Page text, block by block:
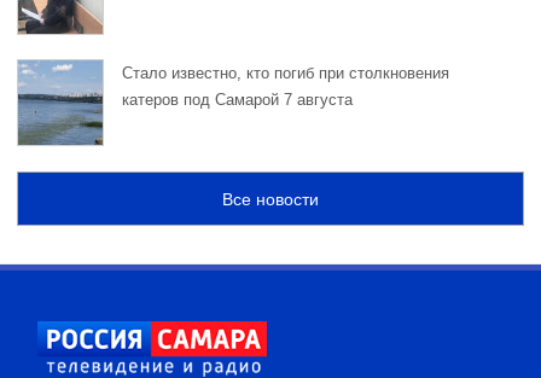
Стало известно, кто погиб при столкновения
катеров под Самарой 7 августа
Все новости